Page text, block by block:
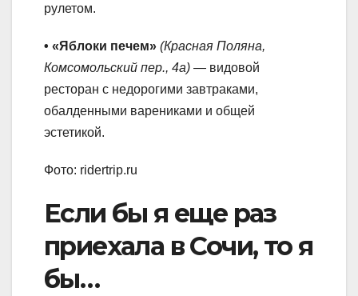
рулетом.
• «Яблоки печем» (Красная Поляна,
Комсомольский пер., 4а) — видовой
ресторан с недорогими завтраками,
обалденными варениками и общей
эстетикой.
Фото: ridertrip.ru
Если бы я еще раз
приехала в Сочи, то я
бы…